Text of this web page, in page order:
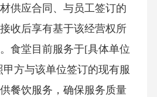
供应合同、与员工签订的
收后享有基于该经营权所
食堂目前服务于[具体单位
方与该单位签订的现有服
餐饮服务，确保服务质量